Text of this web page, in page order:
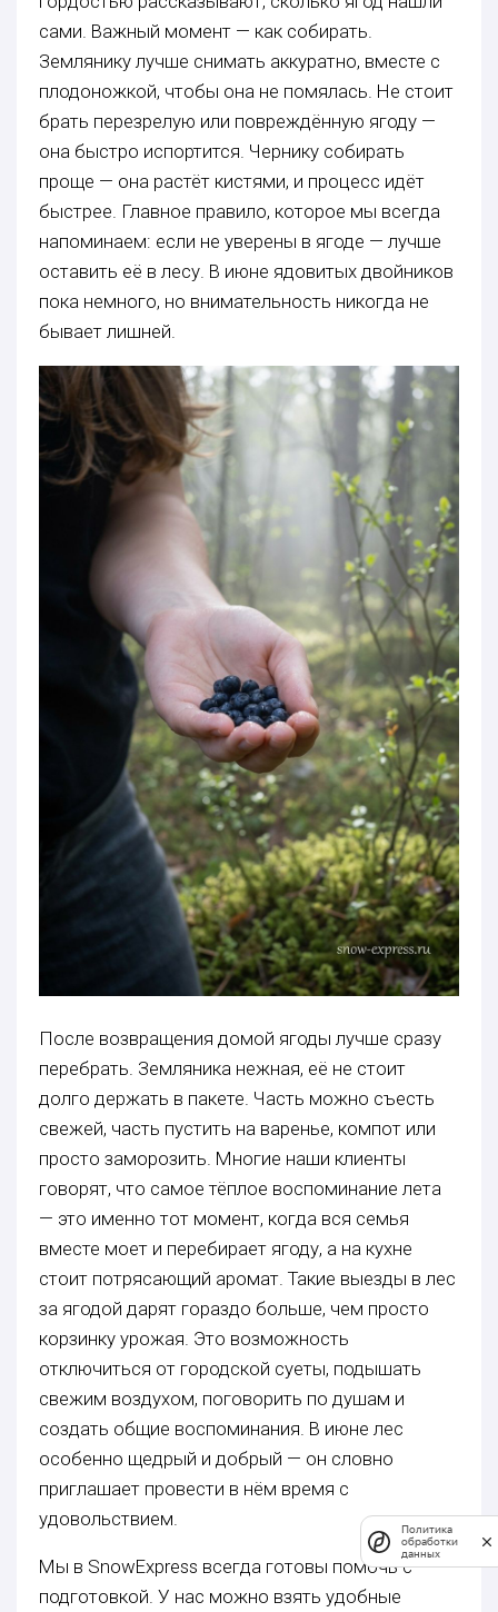
сами. Важный момент — как собирать.
Землянику лучше снимать аккуратно, вместе с
плодоножкой, чтобы она не помялась. Не стоит
брать перезрелую или повреждённую ягоду —
она быстро испортится. Чернику собирать
проще — она растёт кистями, и процесс идёт
быстрее. Главное правило, которое мы всегда
напоминаем: если не уверены в ягоде — лучше
оставить её в лесу. В июне ядовитых двойников
пока немного, но внимательность никогда не
бывает лишней.
После возвращения домой ягоды лучше сразу
перебрать. Земляника нежная, её не стоит
долго держать в пакете. Часть можно съесть
свежей, часть пустить на варенье, компот или
просто заморозить. Многие наши клиенты
говорят, что самое тёплое воспоминание лета
— это именно тот момент, когда вся семья
вместе моет и перебирает ягоду, а на кухне
стоит потрясающий аромат. Такие выезды в лес
за ягодой дарят гораздо больше, чем просто
корзинку урожая. Это возможность
отключиться от городской суеты, подышать
свежим воздухом, поговорить по душам и
создать общие воспоминания. В июне лес
особенно щедрый и добрый — он словно
приглашает провести в нём время с
удовольствием.
Мы в SnowExpress всегда готовы помочь с
подготовкой. У нас можно взять удобные
Политика
обработки
данных